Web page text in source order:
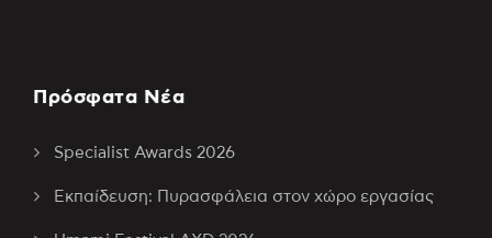
Πρόσφατα Νέα
Specialist Awards 2026
Εκπαίδευση: Πυρασφάλεια στον χώρο εργασίας